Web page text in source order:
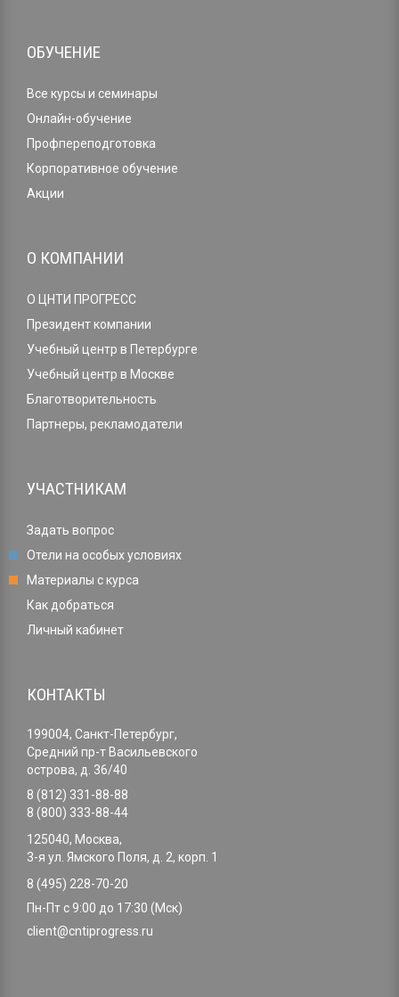
ОБУЧЕНИЕ
Все курсы и семинары
Онлайн-обучение
Профпереподготовка
Корпоративное обучение
Акции
О КОМПАНИИ
О ЦНТИ ПРОГРЕСС
Президент компании
Учебный центр в Петербурге
Учебный центр в Москве
Благотворительность
Партнеры, рекламодатели
УЧАСТНИКАМ
Задать вопрос
Отели на особых условиях
Материалы с курса
Как добраться
Личный кабинет
КОНТАКТЫ
199004, Санкт-Петербург,
Средний пр-т Васильевского
острова, д. 36/40
8 (812) 331-88-88
8 (800) 333-88-44
125040, Москва,
3-я ул. Ямского Поля, д. 2, корп. 1
8 (495) 228-70-20
Пн-Пт с 9:00 до 17:30 (Мск)
client@cntiprogress.ru